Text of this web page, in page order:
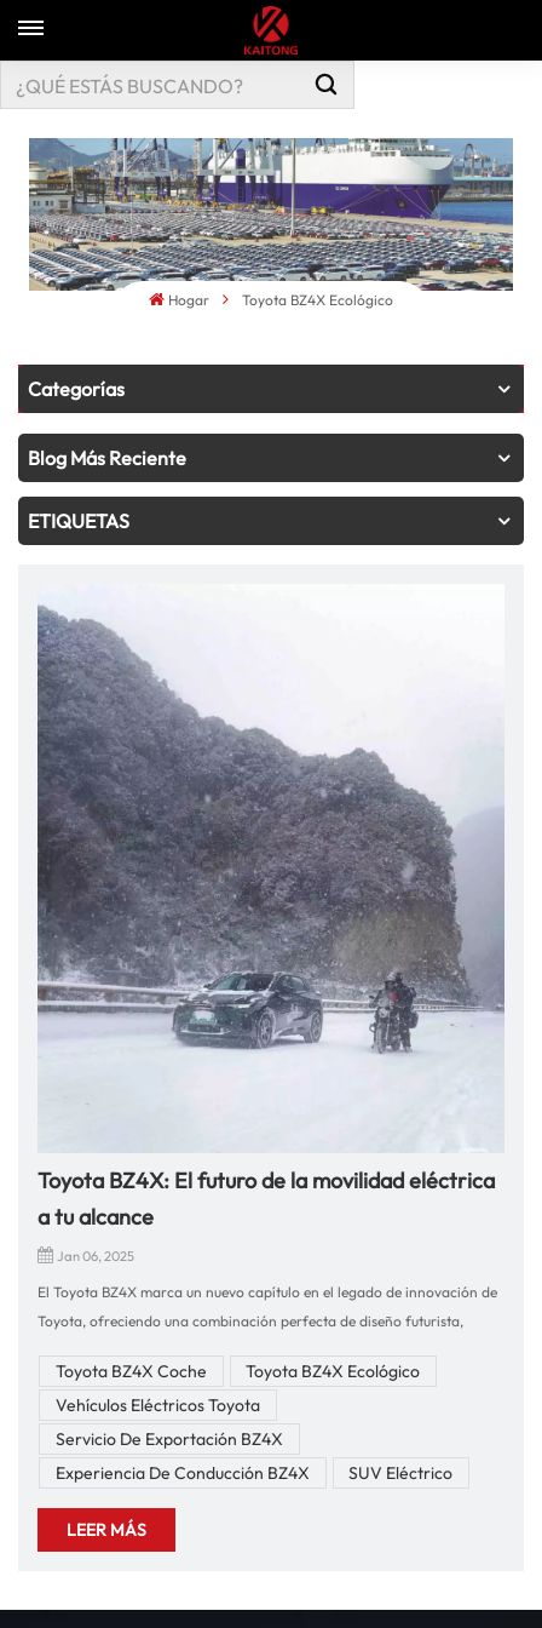
Hogar Toyota BZ4X Ecológico
Categorías
Blog Más Reciente
ETIQUETAS
Toyota BZ4X: El futuro de la movilidad eléctrica
a tu alcance
Jan 06, 2025
El Toyota BZ4X marca un nuevo capítulo en el legado de innovación de
Toyota, ofreciendo una combinación perfecta de diseño futurista,
urbano o un espíritu aventurero, este SUV totalmente eléctrico redefine
lo que significa conducir hacia el futuro. En nuestra empresa, con más
de una década de experiencia en la exportación de automóviles y
repuestos para automóviles a nivel mundial, estamos encantados de
avanzadaEl Toyota BZ4X ofrece una experiencia de conducción
extraordinaria que combina comodidad, potencia y tecnología de
y silenciosa, mientras que el avanzado sistema de tracción total
Toyota BZ4X Coche
Toyota BZ4X Ecológico
Vehículos Eléctricos Toyota
Servicio De Exportación BZ4X
Experiencia De Conducción BZ4X
SUV Eléctrico
LEER MÁS